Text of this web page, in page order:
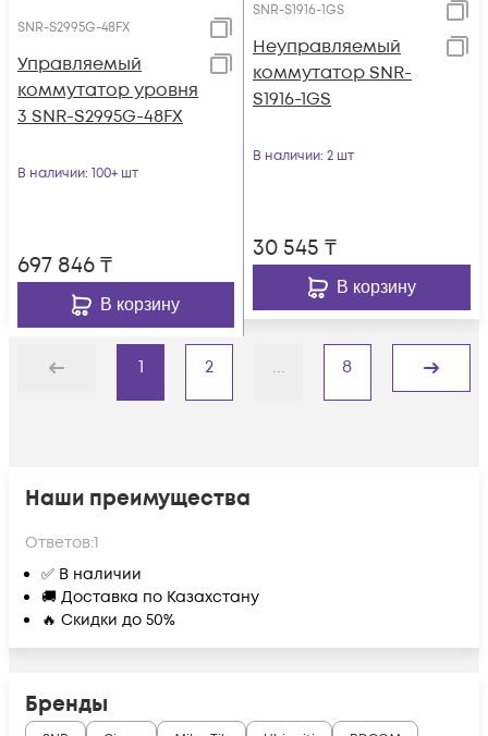
SNR-S2995G-48FX
Управляемый
коммутатор уровня
3 SNR-S2995G-48FX
В наличии: 100+ шт
697 846₸
В корзину
SNR-S1916-1GS
Неуправляемый
коммутатор SNR-
S1916-1GS
В наличии: 2 шт
30 545 ₸
В корзину
Назад
1 2 ... 8
Дальше
Наши преимущества
Ответов:1
✅ В наличии
🚚 Доставка по Казахстану
🔥 Скидки до 50%
Бренды